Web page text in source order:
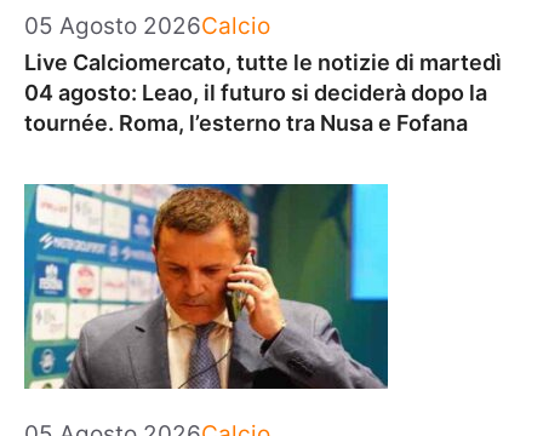
05 Agosto 2026Categorie
Calcio
Live Calciomercato, tutte le notizie di martedì
04 agosto: Leao, il futuro si deciderà dopo la
tournée. Roma, l’esterno tra Nusa e Fofana
Categorie